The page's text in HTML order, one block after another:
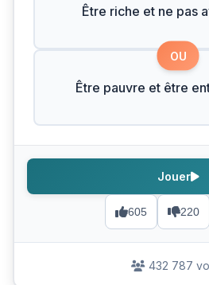
Être riche et ne pas
OU
Être pauvre et être
605 220
Jouer
432 787